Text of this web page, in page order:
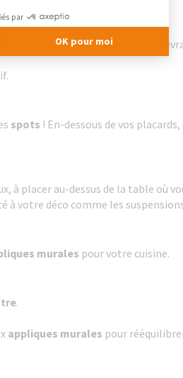
unplafonnier.
pièce de façon harmonieuse. Il
spots ! En-dessous de vos
à placer au-dessus de la table où
votre déco comme les
murales pour votre cuisine.
.
appliques murales pour
par
OK pour moi